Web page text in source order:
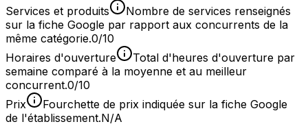
Services et produits
Nombre de services renseignés
sur la fiche Google par rapport aux concurrents de la
même catégorie.0/10
Horaires d'ouverture
Total d'heures d'ouverture par
semaine comparé à la moyenne et au meilleur
concurrent.0/10
Prix
Fourchette de prix indiquée sur la fiche Google
de l'établissement.N/A